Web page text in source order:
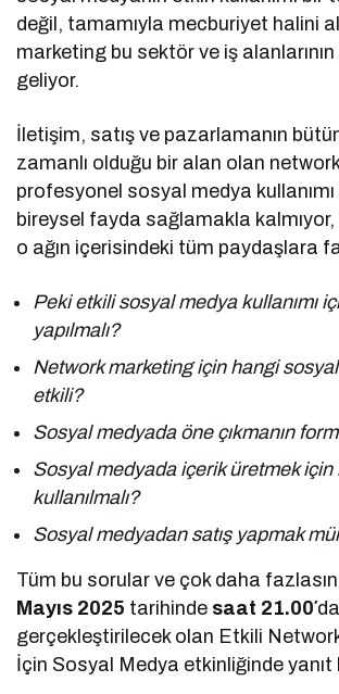
değil, tamamıyla mecburiyet halini
marketing bu sektör ve iş alanlarının
geliyor.
İletişim, satış ve pazarlamanın
zamanlı olduğu bir alan olan
profesyonel sosyal medya
bireysel fayda sağlamakla kalmıyor,
o ağın içerisindeki tüm paydaşlara
Peki etkili sosyal medya kullanımı
yapılmalı?
Network marketing için hangi
etkili?
Sosyal medyada öne çıkmanın
Sosyal medyada içerik üretmek
kullanılmalı?
Sosyal medyadan satış yapmak
Tüm bu sorular ve çok daha
Mayıs 2025 tarihinde saat 21.00′da
gerçekleştirilecek olan Etkili
İçin Sosyal Medya etkinliğinde yanıt